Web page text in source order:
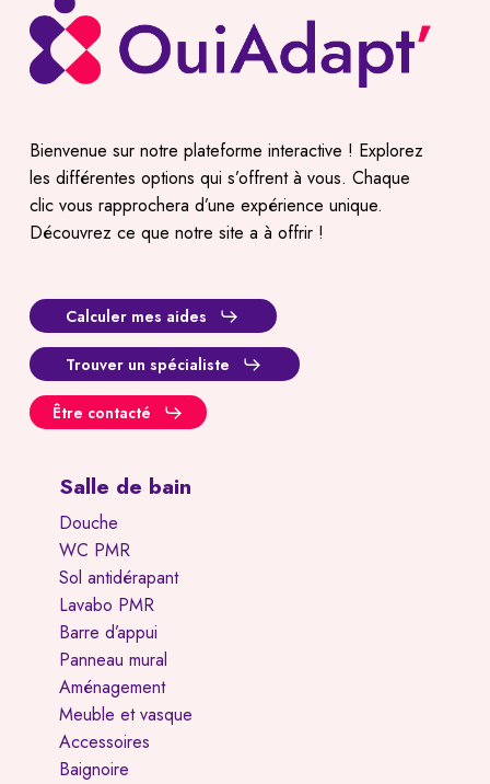
Bienvenue sur notre plateforme interactive ! Explorez
les différentes options qui s’offrent à vous. Chaque
clic vous rapprochera d’une expérience unique.
Découvrez ce que notre site a à offrir !
Calculer mes aides
Trouver un spécialiste
Être contacté
Salle de bain
Douche
WC PMR
Sol antidérapant
Lavabo PMR
Barre d’appui
Panneau mural
Aménagement
Meuble et vasque
Accessoires
Baignoire